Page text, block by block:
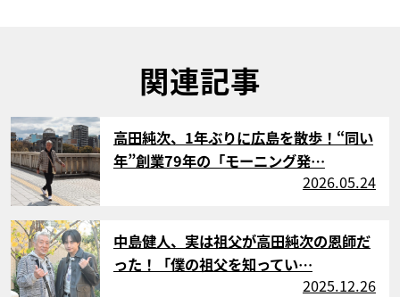
関連記事
サムネイル
高田純次、1年ぶりに広島を散歩！“同い
年”創業79年の「モーニング発…
2026.05.24
サムネイル
中島健人、実は祖父が高田純次の恩師だ
った！「僕の祖父を知ってい…
2025.12.26